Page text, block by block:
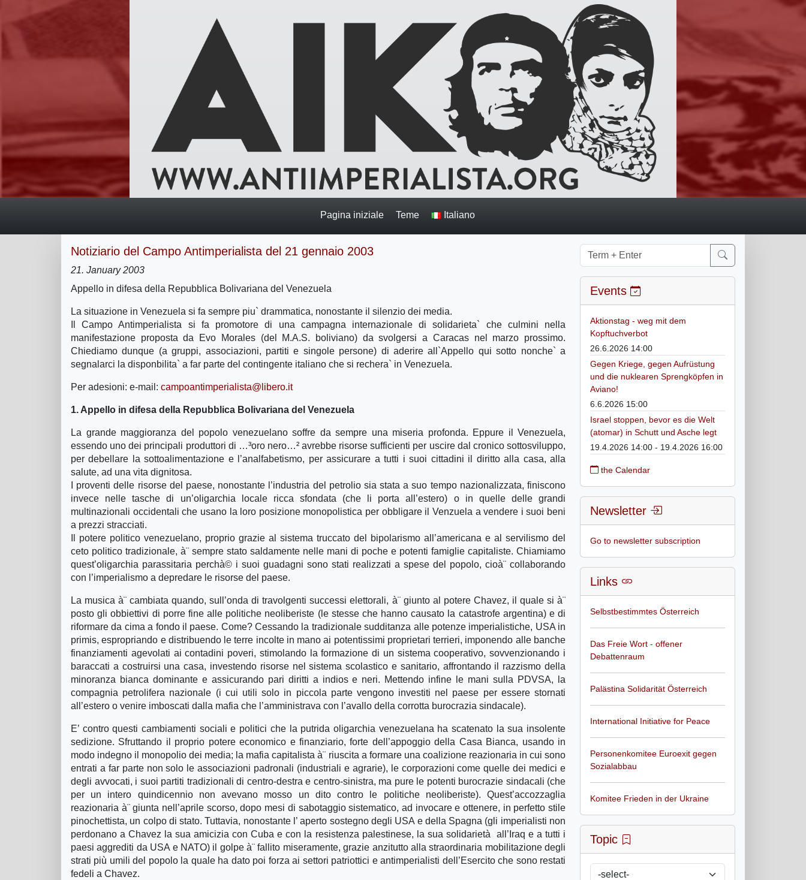
Pagina iniziale Teme Italiano
Notiziario del Campo Antimperialista del 21 gennaio 2003
21. January 2003
Appello in difesa della Repubblica Bolivariana del Venezuela
La situazione in Venezuela si fa sempre piu` drammatica, nonostante il silenzio dei media.
Il Campo Antimperialista si fa promotore di una campagna internazionale di solidarieta` che culmini nella
manifestazione proposta da Evo Morales (del M.A.S. boliviano) da svolgersi a Caracas nel marzo prossimo.
Chiediamo dunque (a gruppi, associazioni, partiti e singole persone) di aderire all`Appello qui sotto nonche` a
segnalarci la disponbilita` a far parte del contingente italiano che si rechera` in Venezuela.
Per adesioni: e-mail: campoantimperialista@libero.it
1. Appello in difesa della Repubblica Bolivariana del Venezuela
La grande maggioranza del popolo venezuelano soffre da sempre una miseria profonda. Eppure il Venezuela,
essendo uno dei principali produttori di …³oro nero…² avrebbe risorse sufficienti per uscire dal cronico sottosviluppo,
per debellare la sottoalimentazione e l’analfabetismo, per assicurare a tutti i suoi cittadini il diritto alla casa, alla
salute, ad una vita dignitosa.
I proventi delle risorse del paese, nonostante l’industria del petrolio sia stata a suo tempo nazionalizzata, finiscono
invece nelle tasche di un’oligarchia locale ricca sfondata (che li porta all’estero) o in quelle delle grandi
multinazionali occidentali che usano la loro posizione monopolistica per obbligare il Venzuela a vendere i suoi beni
a prezzi stracciati.
Il potere politico venezuelano, proprio grazie al sistema truccato del bipolarismo all’americana e al servilismo del
ceto politico tradizionale, à¨ sempre stato saldamente nelle mani di poche e potenti famiglie capitaliste. Chiamiamo
quest’oligarchia parassitaria perchà© i suoi guadagni sono stati realizzati a spese del popolo, cioà¨ collaborando
con l’imperialismo a depredare le risorse del paese.
La musica à¨ cambiata quando, sull’onda di travolgenti successi elettorali, à¨ giunto al potere Chavez, il quale si à¨
posto gli obbiettivi di porre fine alle politiche neoliberiste (le stesse che hanno causato la catastrofe argentina) e di
riformare da cima a fondo il paese. Come? Cessando la tradizionale sudditanza alle potenze imperialistiche, USA in
primis, espropriando e distribuendo le terre incolte in mano ai potentissimi proprietari terrieri, imponendo alle banche
finanziamenti agevolati ai contadini poveri, stimolando la formazione di un sistema cooperativo, sovvenzionando i
baraccati a costruirsi una casa, investendo risorse nel sistema scolastico e sanitario, affrontando il razzismo della
minoranza bianca dominante e assicurando pari diritti a indios e neri. Mettendo infine le mani sulla PDVSA, la
compagnia petrolifera nazionale (i cui utili solo in piccola parte vengono investiti nel paese per essere stornati
all’estero o venire imboscati dalla mafia che l’amministrava con l’avallo della corrotta burocrazia sindacale).
E’ contro questi cambiamenti sociali e politici che la putrida oligarchia venezuelana ha scatenato la sua insolente
sedizione. Sfruttando il proprio potere economico e finanziario, forte dell’appoggio della Casa Bianca, usando in
modo indegno il monopolio dei media; la mafia capitalista à¨ riuscita a formare una coalizione reazionaria in cui sono
entrati a far parte non solo le associazioni padronali (industriali e agrarie), le corporazioni come quelle dei medici e
degli avvocati, i suoi partiti tradizionali di centro-destra e centro-sinistra, ma pure le potenti burocrazie sindacali (che
per un intero quindicennio non avevano mosso un dito contro le politiche neoliberiste). Quest’accozzaglia
reazionaria à¨ giunta nell’aprile scorso, dopo mesi di sabotaggio sistematico, ad invocare e ottenere, in perfetto stile
pinochettista, un colpo di stato. Tuttavia, nonostante l’ aperto sostegno degli USA e della Spagna (gli imperialisti non
perdonano a Chavez la sua amicizia con Cuba e con la resistenza palestinese, la sua solidarietà all’Iraq e a tutti i
paesi aggrediti da USA e NATO) il golpe à¨ fallito miseramente, grazie anzitutto alla straordinaria mobilitazione degli
strati più umili del popolo la quale ha dato poi forza ai settori patriottici e antimperialisti dell’Esercito che sono restati
fedeli a Chavez.
Events
Aktionstag - weg mit dem
Kopftuchverbot
26.6.2026 14:00
Gegen Kriege, gegen Aufrüstung
und die nuklearen Sprengköpfen in
Aviano!
6.6.2026 15:00
Israel stoppen, bevor es die Welt
(atomar) in Schutt und Asche legt
19.4.2026 14:00 - 19.4.2026 16:00
the Calendar
Newsletter
Go to newsletter subscription
Links
Selbstbestimmtes Österreich
Das Freie Wort - offener
Debattenraum
Palästina Solidarität Österreich
International Initiative for Peace
Personenkomitee Euroexit gegen
Sozialabbau
Komitee Frieden in der Ukraine
Topic